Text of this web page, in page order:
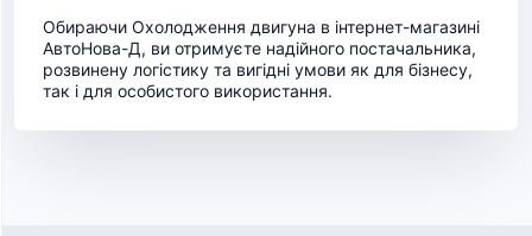
Обираючи Охолодження двигуна в інтернет-магазині
АвтоНова-Д, ви отримуєте надійного постачальника,
розвинену логістику та вигідні умови як для бізнесу,
так і для особистого використання.